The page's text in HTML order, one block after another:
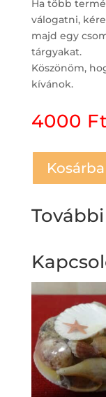
Ha több
válogatni,
majd egy
tárgyakat.
Köszönöm,
kívánok.
4000 Ft